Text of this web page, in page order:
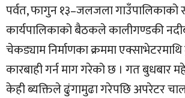
पर्वत, फागुन १३–जलजला गाउँपालिकाको
कार्यपालिकाको बैठकले कालीगण्डकी
चेकड्याम निर्माणका क्रममा एक्साभेटरमाथि
कारबाही गर्न माग गरेको छ । गत बुधबार
केही ब्यक्तिले ढुंगामुढा गरेपछि अपरेटर